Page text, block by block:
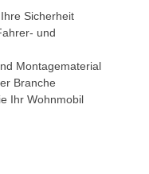
Sicherheit
und
Montagematerial
Branche
Ihr Wohnmobil